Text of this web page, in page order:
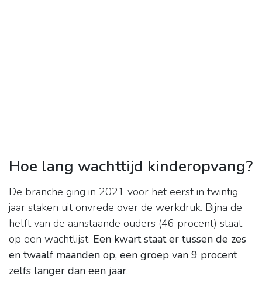
Hoe lang wachttijd kinderopvang?
De branche ging in 2021 voor het eerst in twintig
jaar staken uit onvrede over de werkdruk. Bijna de
helft van de aanstaande ouders (46 procent) staat
op een wachtlijst. Een kwart staat er tussen de zes
en twaalf maanden op, een groep van 9 procent
zelfs langer dan een jaar.